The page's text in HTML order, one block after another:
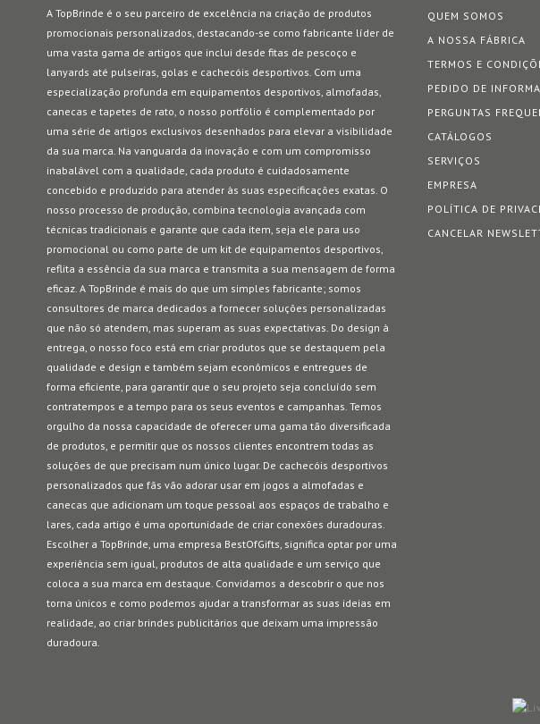
A TopBrinde é o seu parceiro de excelência na criação de produtos
promocionais personalizados, destacando-se como fabricante líder de
uma vasta gama de artigos que inclui desde fitas de pescoço e
lanyards até pulseiras, golas e cachecóis desportivos. Com uma
especialização profunda em equipamentos desportivos, almofadas,
canecas e tapetes de rato, o nosso portfólio é complementado por
uma série de artigos exclusivos desenhados para elevar a visibilidade
da sua marca. Na vanguarda da inovação e com um compromisso
inabalável com a qualidade, cada produto é cuidadosamente
concebido e produzido para atender às suas especificações exatas. O
nosso processo de produção, combina tecnologia avançada com
técnicas tradicionais e garante que cada item, seja ele para uso
promocional ou como parte de um kit de equipamentos desportivos,
reflita a essência da sua marca e transmita a sua mensagem de forma
eficaz. A TopBrinde é mais do que um simples fabricante; somos
consultores de marca dedicados a fornecer soluções personalizadas
que não só atendem, mas superam as suas expectativas. Do design à
entrega, o nosso foco está em criar produtos que se destaquem pela
qualidade e design e também sejam econômicos e entregues de
forma eficiente, para garantir que o seu projeto seja concluído sem
contratempos e a tempo para os seus eventos e campanhas. Temos
orgulho da nossa capacidade de oferecer uma gama tão diversificada
de produtos, e permitir que os nossos clientes encontrem todas as
soluções de que precisam num único lugar. De cachecóis desportivos
personalizados que fãs vão adorar usar em jogos a almofadas e
canecas que adicionam um toque pessoal aos espaços de trabalho e
lares, cada artigo é uma oportunidade de criar conexões duradouras.
Escolher a TopBrinde, uma empresa BestOfGifts, significa optar por uma
experiência sem igual, produtos de alta qualidade e um serviço que
coloca a sua marca em destaque. Convidamos a descobrir o que nos
torna únicos e como podemos ajudar a transformar as suas ideias em
realidade, ao criar brindes publicitários que deixam uma impressão
duradoura.
QUEM SOMOS
A NOSSA FÁBRICA
TERMOS E
PEDIDO DE
PERGUNTAS
CATÁLOGOS
SERVIÇOS
EMPRESA
POLÍTICA DE
CANCELAR